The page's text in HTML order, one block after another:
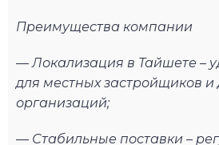
Преимущества компании
— Локализация в Тайшете –
для местных застройщиков
организаций;
— Стабильные поставки –